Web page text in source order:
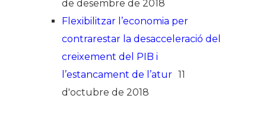
de desembre de 2018
Flexibilitzar l’economia per
contrarestar la desacceleració del
creixement del PIB i
l’estancament de l’atur 11
d'octubre de 2018